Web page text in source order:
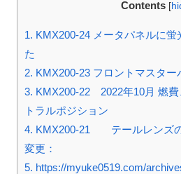
Contents [
1. KMX200-24 メータパネルに蛍
た
2. KMX200-23 フロントマスター
3. KMX200-22 2022年10月 燃費
トラルポジション
4. KMX200-21 テールレンズ
変更：
5. https://myuke0519.com/